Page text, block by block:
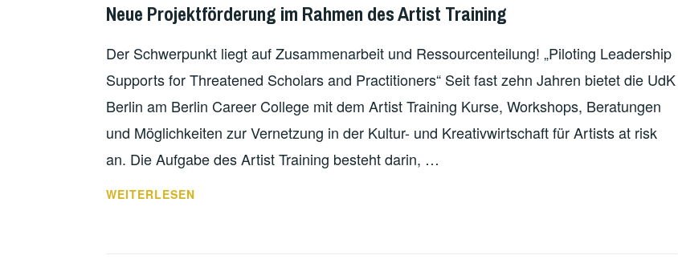
Neue Projektförderung im Rahmen des Artist Training
Der Schwerpunkt liegt auf Zusammenarbeit und Ressourcenteilung! „Piloting Leadership
Supports for Threatened Scholars and Practitioners“ Seit fast zehn Jahren bietet die UdK
Berlin am Berlin Career College mit dem Artist Training Kurse, Workshops, Beratungen
und Möglichkeiten zur Vernetzung in der Kultur- und Kreativwirtschaft für Artists at risk
an. Die Aufgabe des Artist Training besteht darin, …
NEUE
WEITERLESEN